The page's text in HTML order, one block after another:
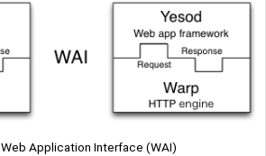
Web Application Interface (WAI)